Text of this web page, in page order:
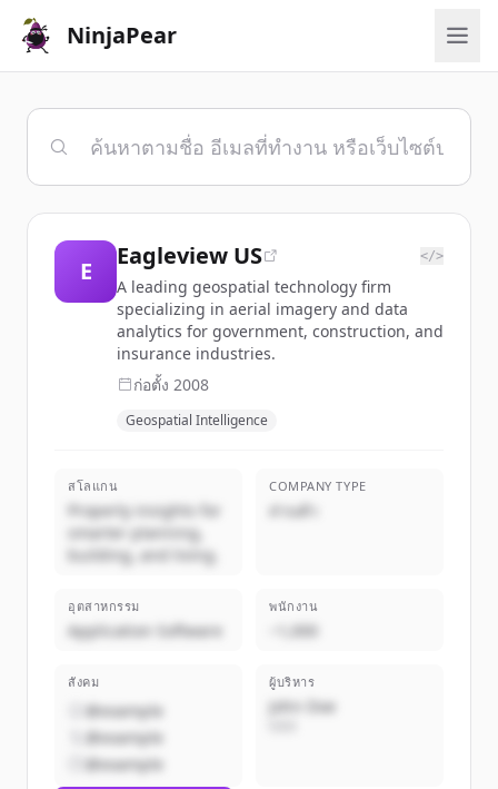
NinjaPear
E
Eagleview US </>
A leading geospatial technology firm
specializing in aerial imagery and data
analytics for government, construction, and
insurance industries.
ก่อตั้ง 2008
Geospatial Intelligence
สโลแกน
Property insights for
smarter planning,
building, and living.
COMPANY TYPE
ส่วนตัว
อุตสาหกรรม
Application Software
พนักงาน
~1,000
สังคม
@example
@example
@example
ผู้บริหาร
John Doe